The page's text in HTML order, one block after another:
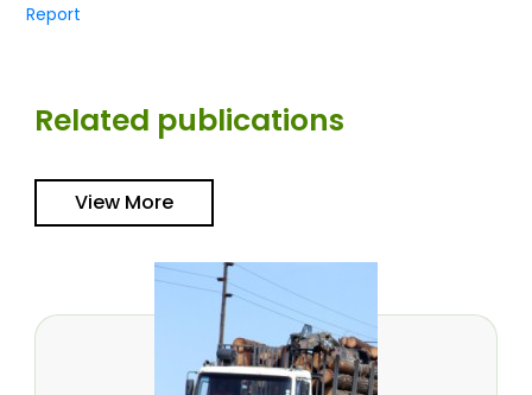
Report
Related publications
View More